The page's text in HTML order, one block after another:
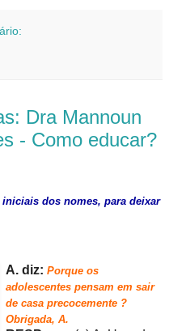
Dra Mannoun
- Como educar?
dos nomes, para deixar
A. diz: Porque os
adolescentes pensam em sair
de casa precocemente ?
Obrigada, A.